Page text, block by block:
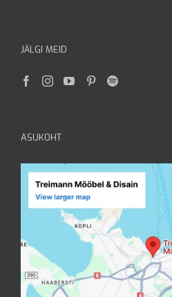
JÄLGI MEID
ASUKOHT